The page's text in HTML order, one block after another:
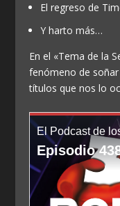
El regreso de
Y harto más…
En el «Tema de la
fenómeno de
títulos que nos lo